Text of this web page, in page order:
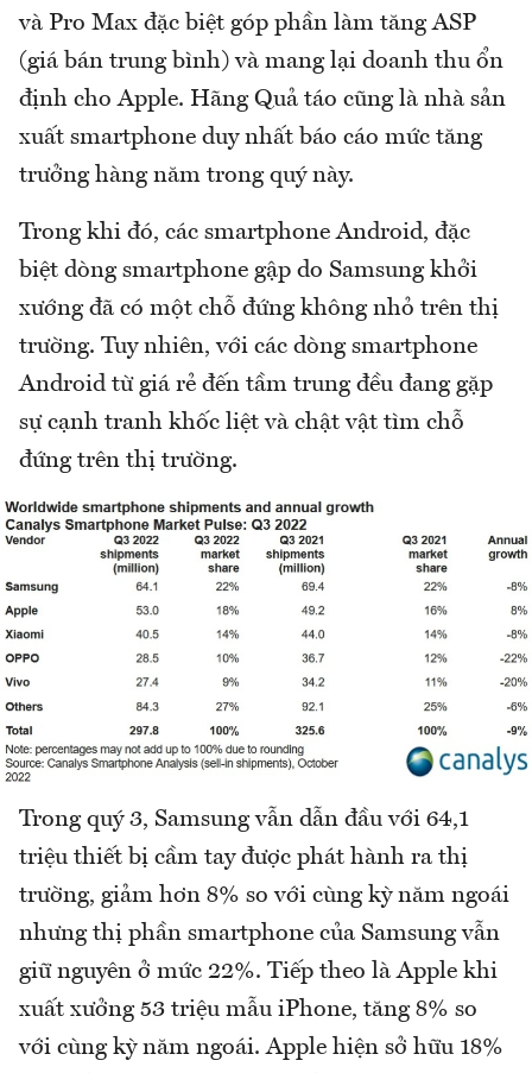
và Pro Max đặc biệt góp phần làm tăng ASP
(giá bán trung bình) và mang lại doanh thu ổn
định cho Apple. Hãng Quả táo cũng là nhà sản
xuất smartphone duy nhất báo cáo mức tăng
trưởng hàng năm trong quý này.
Trong khi đó, các smartphone Android, đặc
biệt dòng smartphone gập do Samsung khởi
xướng đã có một chỗ đứng không nhỏ trên thị
trường. Tuy nhiên, với các dòng smartphone
Android từ giá rẻ đến tầm trung đều đang gặp
sự cạnh tranh khốc liệt và chật vật tìm chỗ
đứng trên thị trường.
Trong quý 3, Samsung vẫn dẫn đầu với 64,1
triệu thiết bị cầm tay được phát hành ra thị
trường, giảm hơn 8% so với cùng kỳ năm ngoái
nhưng thị phần smartphone của Samsung vẫn
giữ nguyên ở mức 22%. Tiếp theo là Apple khi
xuất xưởng 53 triệu mẫu iPhone, tăng 8% so
với cùng kỳ năm ngoái. Apple hiện sở hữu 18%